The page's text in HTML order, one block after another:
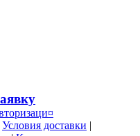
Условия доставки |